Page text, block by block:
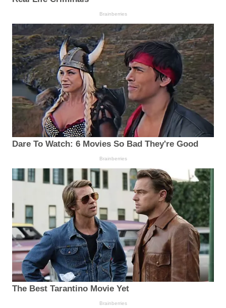
Brainberries
Dare To Watch: 6 Movies So Bad They're Good
Brainberries
The Best Tarantino Movie Yet
Brainberries